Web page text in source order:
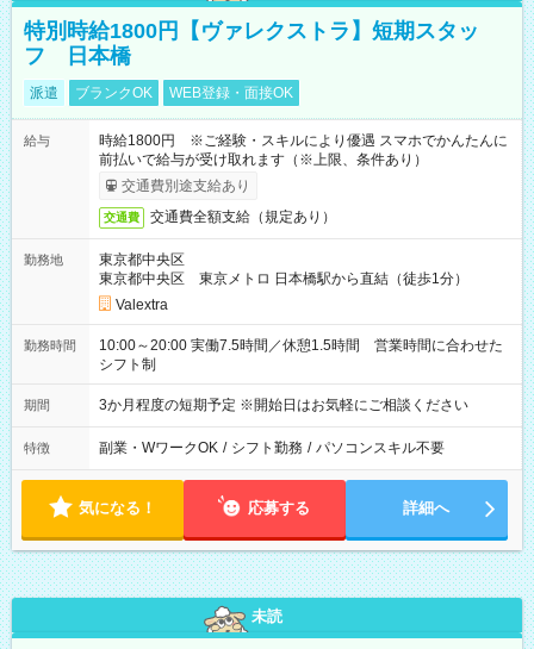
特別時給1800円【ヴァレクストラ】短期スタッ
フ 日本橋
派遣 ブランクOK WEB登録・面接OK
給与
時給1800円 ※ご経験・スキルにより優遇 スマホでかんたんに
前払いで給与が受け取れます（※上限、条件あり）
交通費別途支給あり
交通費 交通費全額支給（規定あり）
勤務地
東京都中央区
東京都中央区 東京メトロ 日本橋駅から直結（徒歩1分）
Valextra
勤務時間
10:00～20:00 実働7.5時間／休憩1.5時間 営業時間に合わせた
シフト制
期間 3か月程度の短期予定 ※開始日はお気軽にご相談ください
特徴 副業・WワークOK / シフト勤務 / パソコンスキル不要
気になる！ 応募する 詳細へ
未読